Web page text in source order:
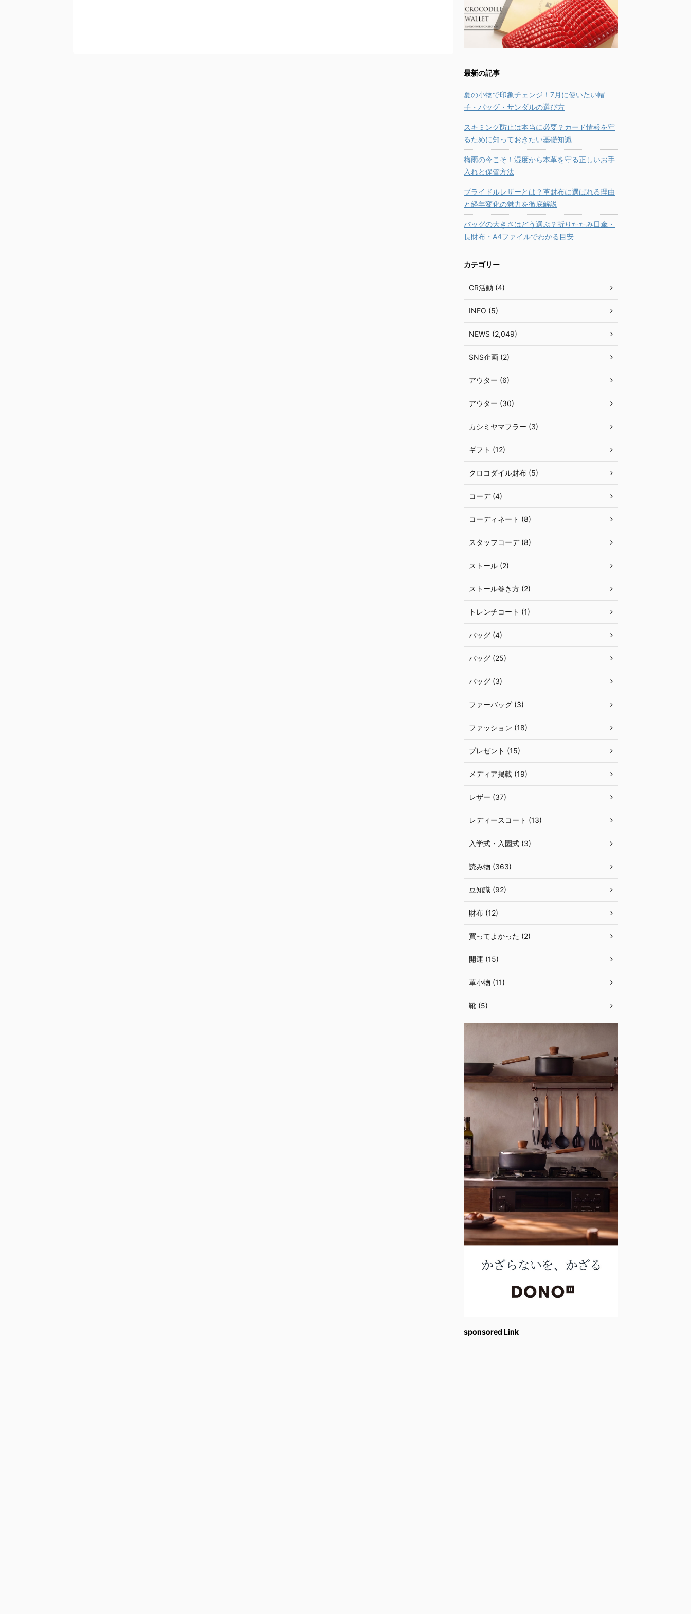
最新の記事
夏の小物で印象チェンジ！7月に使いたい帽
子・バッグ・サンダルの選び方
スキミング防止は本当に必要？カード情報を守
るために知っておきたい基礎知識
梅雨の今こそ！湿度から本革を守る正しいお手
入れと保管方法
ブライドルレザーとは？革財布に選ばれる理由
と経年変化の魅力を徹底解説
バッグの大きさはどう選ぶ？折りたたみ日傘・
長財布・A4ファイルでわかる目安
カテゴリー
CR活動 (4)
INFO (5)
NEWS (2,049)
SNS企画 (2)
アウター (6)
アウター (30)
カシミヤマフラー (3)
ギフト (12)
クロコダイル財布 (5)
コーデ (4)
コーディネート (8)
スタッフコーデ (8)
ストール (2)
ストール巻き方 (2)
トレンチコート (1)
バッグ (4)
バッグ (25)
バッグ (3)
ファーバッグ (3)
ファッション (18)
プレゼント (15)
メディア掲載 (19)
レザー (37)
レディースコート (13)
入学式・入園式 (3)
読み物 (363)
豆知識 (92)
財布 (12)
買ってよかった (2)
開運 (15)
革小物 (11)
靴 (5)
sponsored Link